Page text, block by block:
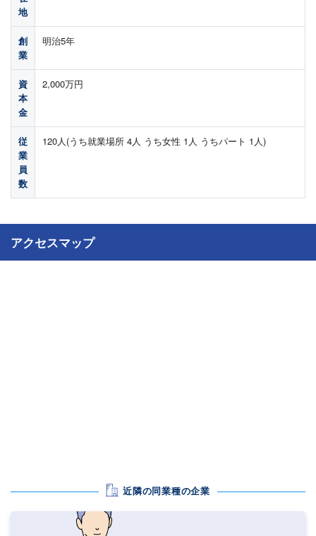
地
創
業
明治5年
資
本
金
2,000万円
従
業
員
数
120人(うち就業場所 4人 うち女性 1人 うちパート 1人)
アクセスマップ
近隣の同業種の企業